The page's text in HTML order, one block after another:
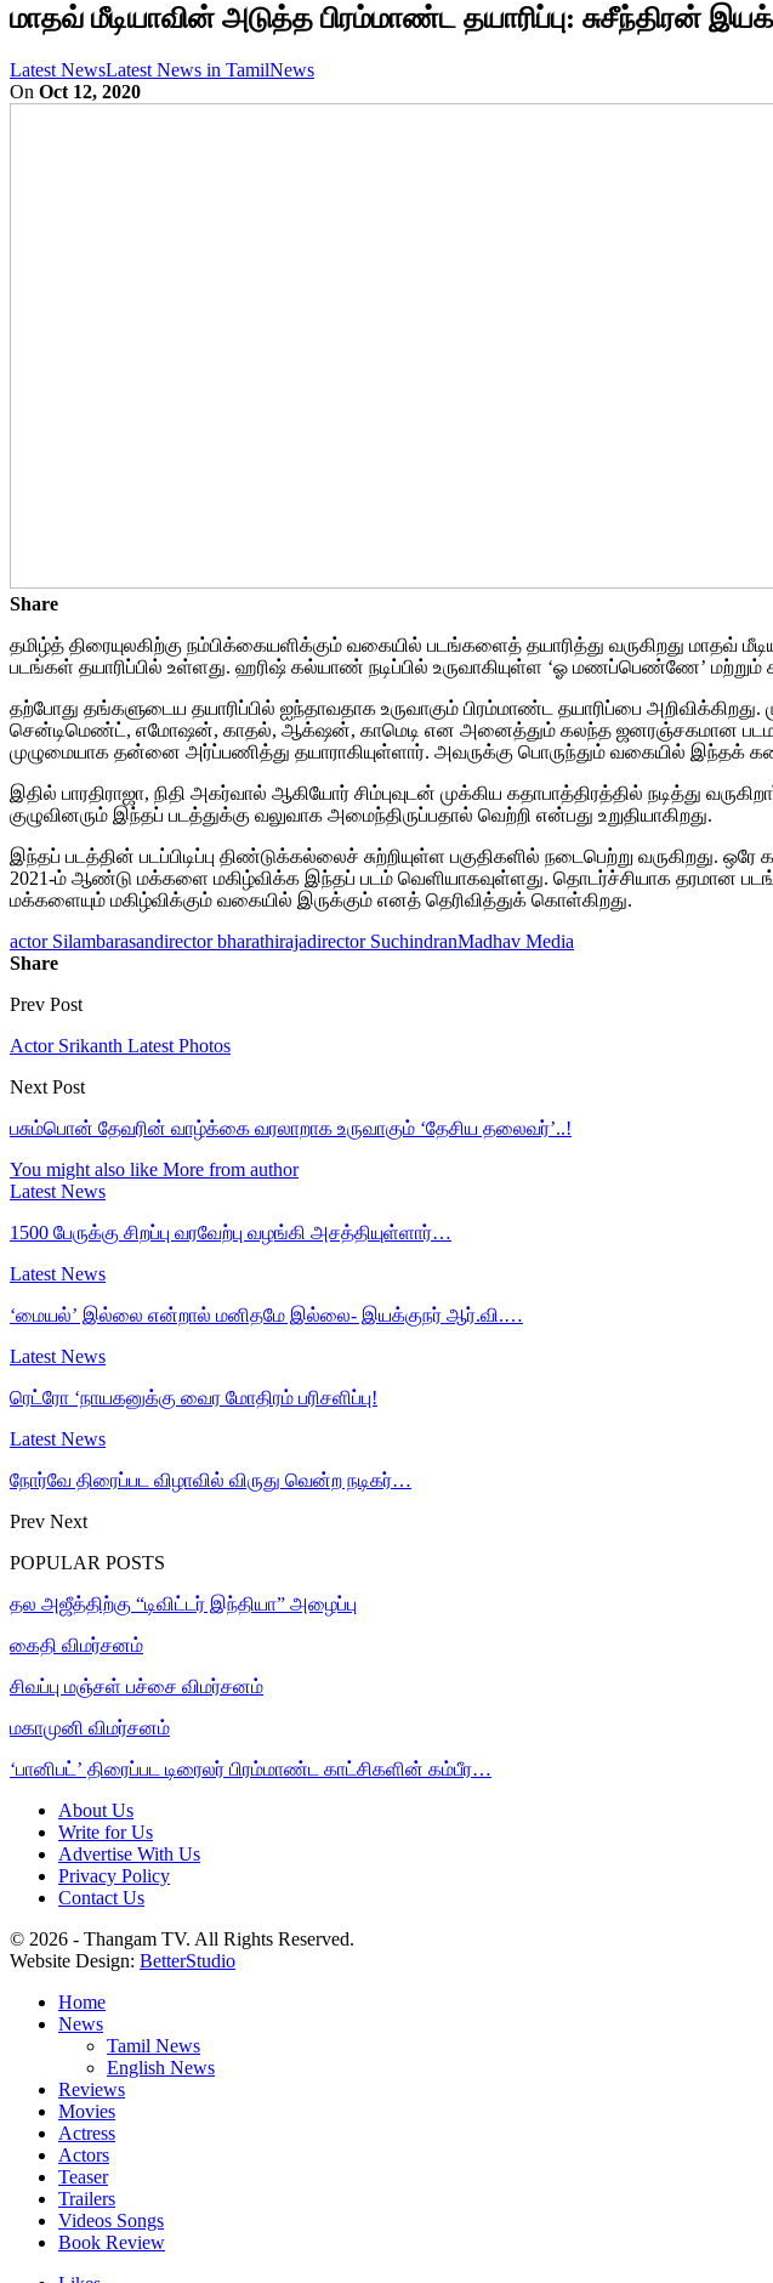
மாதவ் மீடியாவின் அடுத்த பிரம்மாண்ட தயாரிப்பு: சுசீந்திரன்
Latest NewsLatest News in TamilNews
On Oct 12, 2020
Share
தமிழ்த் திரையுலகிற்கு நம்பிக்கையளிக்கும் வகையில் படங்களைத் தயாரித்து வருகிறது மாதவ்
படங்கள் தயாரிப்பில் உள்ளது. ஹரிஷ் கல்யாண் நடிப்பில் உருவாகியுள்ள ‘ஓ மணப்பெண்ணே’
தற்போது தங்களுடைய தயாரிப்பில் ஐந்தாவதாக உருவாகும் பிரம்மாண்ட தயாரிப்பை
சென்டிமெண்ட், எமோஷன், காதல், ஆக்‌ஷன், காமெடி என அனைத்தும் கலந்த ஜனரஞ்சகமான
முழுமையாக தன்னை அர்ப்பணித்து தயாராகியுள்ளார். அவருக்கு பொருந்தும் வகையில் இந்தக்
இதில் பாரதிராஜா, நிதி அகர்வால் ஆகியோர் சிம்புவுடன் முக்கிய கதாபாத்திரத்தில் நடித்து
குழுவினரும் இந்தப் படத்துக்கு வலுவாக அமைந்திருப்பதால் வெற்றி என்பது உறுதியாகிறது.
இந்தப் படத்தின் படப்பிடிப்பு திண்டுக்கல்லைச் சுற்றியுள்ள பகுதிகளில் நடைபெற்று வருகிறது. ஒரே
2021-ம் ஆண்டு மக்களை மகிழ்விக்க இந்தப் படம் வெளியாகவுள்ளது. தொடர்ச்சியாக தரமான
மக்களையும் மகிழ்விக்கும் வகையில் இருக்கும் எனத் தெரிவித்துக் கொள்கிறது.
actor Silambarasandirector bharathirajadirector SuchindranMadhav Media
Share
Prev Post
Actor Srikanth Latest Photos
Next Post
பசும்பொன் தேவரின் வாழ்க்கை வரலாறாக உருவாகும் ‘தேசிய தலைவர்’..!
You might also like More from author
Latest News
1500 பேருக்கு சிறப்பு வரவேற்பு வழங்கி அசத்தியுள்ளார்…
Latest News
‘மையல்’ இல்லை என்றால் மனிதமே இல்லை- இயக்குநர் ஆர்.வி.…
Latest News
ரெட்ரோ ‘நாயகனுக்கு வைர மோதிரம் பரிசளிப்பு!
Latest News
நோர்வே திரைப்பட விழாவில் விருது வென்ற நடிகர்…
Prev Next
POPULAR POSTS
தல அஜீத்திற்கு “டிவிட்டர் இந்தியா” அழைப்பு
கைதி விமர்சனம்
சிவப்பு மஞ்சள் பச்சை விமர்சனம்
மகாமுனி விமர்சனம்
‘பானிபட்’ திரைப்பட டிரைலர் பிரம்மாண்ட காட்சிகளின் கம்பீர…
About Us
Write for Us
Advertise With Us
Privacy Policy
Contact Us
© 2026 - Thangam TV. All Rights Reserved.
Website Design: BetterStudio
Home
News
Tamil News
English News
Reviews
Movies
Actress
Actors
Teaser
Trailers
Videos Songs
Book Review